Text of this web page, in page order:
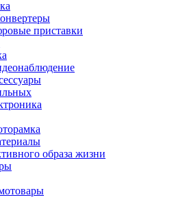
приставки
образа жизни